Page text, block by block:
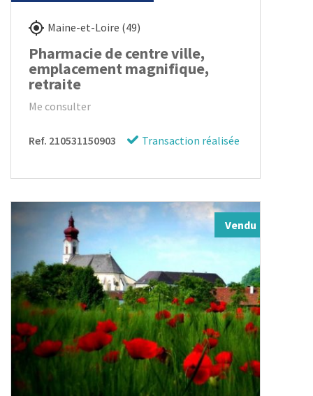
Maine-et-Loire (49)
Pharmacie de centre ville,
emplacement magnifique,
retraite
Me consulter
Ref. 210531150903 Transaction réalisée
Vendu